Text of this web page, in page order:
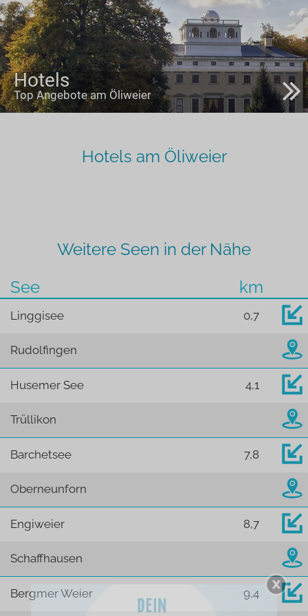
Hotels
Top Angebote am Öliweier
Hotels am Öliweier
Weitere Seen in der Nähe
See
km
Linggisee 0,7
Rudolfingen
Husemer See 4,1
Trüllikon
Barchetsee 7,8
Oberneunforn
Engiweier 8,7
Schaffhausen
Bergmer Weier 9,4